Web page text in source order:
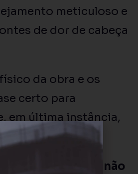
meticuloso e
de dor de cabeça
da obra e os
certo para
em última instância,
se revela não